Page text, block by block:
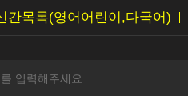
간목록(영어어린이,다국어)